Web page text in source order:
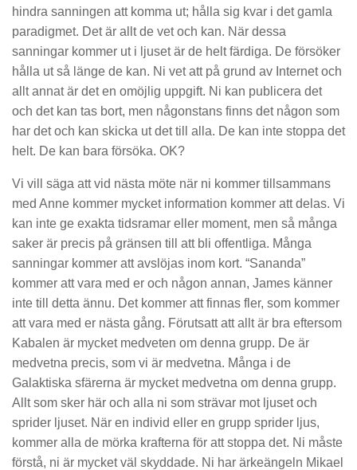
hindra sanningen att komma ut; hålla sig kvar i det gamla
paradigmet. Det är allt de vet och kan. När dessa
sanningar kommer ut i ljuset är de helt färdiga. De försöker
hålla ut så länge de kan. Ni vet att på grund av Internet och
allt annat är det en omöjlig uppgift. Ni kan publicera det
och det kan tas bort, men någonstans finns det någon som
har det och kan skicka ut det till alla. De kan inte stoppa det
helt. De kan bara försöka. OK?
Vi vill säga att vid nästa möte när ni kommer tillsammans
med Anne kommer mycket information kommer att delas. Vi
kan inte ge exakta tidsramar eller moment, men så många
saker är precis på gränsen till att bli offentliga. Många
sanningar kommer att avslöjas inom kort. “Sananda”
kommer att vara med er och någon annan, James känner
inte till detta ännu. Det kommer att finnas fler, som kommer
att vara med er nästa gång. Förutsatt att allt är bra eftersom
Kabalen är mycket medveten om denna grupp. De är
medvetna precis, som vi är medvetna. Många i de
Galaktiska sfärerna är mycket medvetna om denna grupp.
Allt som sker här och alla ni som strävar mot ljuset och
sprider ljuset. När en individ eller en grupp sprider ljus,
kommer alla de mörka krafterna för att stoppa det. Ni måste
förstå, ni är mycket väl skyddade. Ni har ärkeängeln Mikael